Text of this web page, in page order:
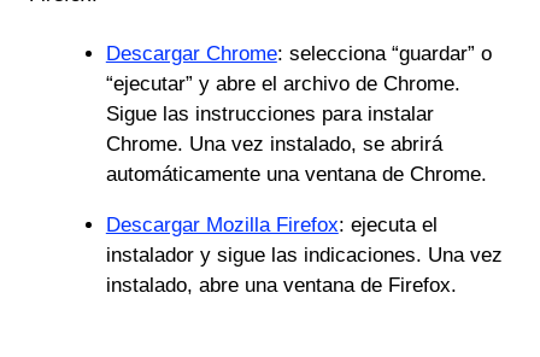
Descargar Chrome: selecciona “guardar” o
“ejecutar” y abre el archivo de Chrome.
Sigue las instrucciones para instalar
Chrome. Una vez instalado, se abrirá
automáticamente una ventana de Chrome.
Descargar Mozilla Firefox: ejecuta el
instalador y sigue las indicaciones. Una vez
instalado, abre una ventana de Firefox.